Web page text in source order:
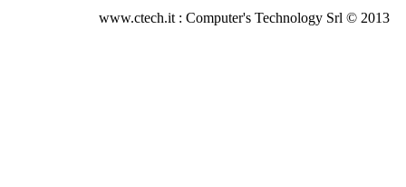
www.ctech.it : Computer's Technology Srl © 2013